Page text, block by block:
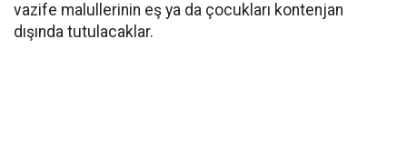
vazife malullerinin eş ya da çocukları kontenjan
dışında tutulacaklar.